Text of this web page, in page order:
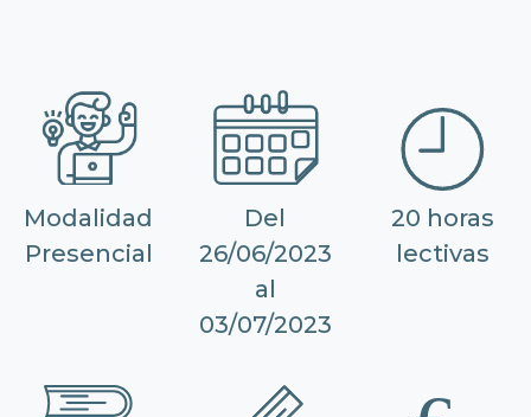
Modalidad
Presencial
Del
26/06/2023
al
03/07/2023
20 horas
lectivas